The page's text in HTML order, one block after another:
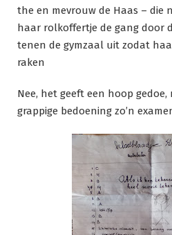
the en mevrouw de Haas – die
haar rolkoffertje de gang door
tenen de gymzaal uit zodat
raken
Nee, het geeft een hoop
grappige bedoening zo’n